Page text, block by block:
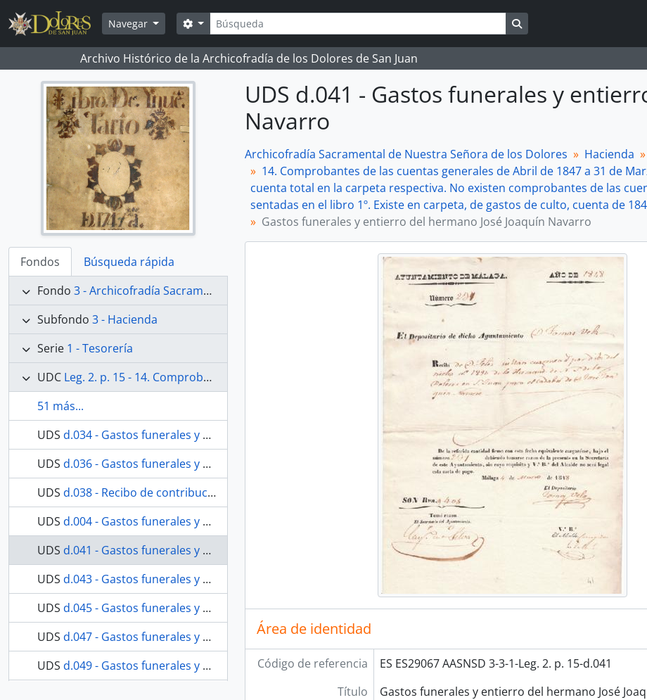
Skip to main content
Navegar
Búsqueda
Search options Search in browse page
Archivo Histórico de la Archicofradía de los Dolores de San Juan
Fondos
Búsqueda rápida
Fondo 3 - Archicofradía Sacramental de Nuestra Señora de los Dolores
Subfondo 3 - Hacienda
Serie 1 - Tesorería
UDC Leg. 2. p. 15 - 14. Comprobantes de las cuentas generales de Abril de 1847 a 31 de Marzo de 1851. Sentadas en el libro 1º. Existe además una cuenta total en la carpeta respectiva. No existen comprobantes de las cuentas generales de 1º de Abril 51 al 30 de Marzo 1853, sentadas en el libro 1º. Existe en carpeta, de gastos de culto, cuenta de 1847 al 51.
51 más...
UDS d.034 - Gastos funerales y entierro del hermano José Francisco Rubio.
UDS d.036 - Gastos funerales y entierro del hermano José Francisco Rubio.
UDS d.038 - Recibo de contribución
UDS d.004 - Gastos funerales y entierro de la hermana Ana María Fernández.
UDS d.041 - Gastos funerales y entierro del hermano José Joaquín Navarro
UDS d.043 - Gastos funerales y entierro del hermano José Joaquín Navarro.
UDS d.045 - Gastos funerales y entierro del hermano José Joaquín Navarro.
UDS d.047 - Gastos funerales y entierro del hermano José Joaquín Navarro.
UDS d.049 - Gastos funerales y entierro de la hermana María Angustias García de Guerrero.
UDS d.041 - Gastos funerales y
Navarro
Archicofradía Sacramental de Nuestra Señora de los Dolores Hacienda
14. Comprobantes de las cuentas generales de Abril de 1847 a 31 de
cuenta total en la carpeta respectiva. No existen comprobantes de las
sentadas en el libro 1º. Existe en carpeta, de gastos de culto, cuenta de
Gastos funerales y entierro del hermano José Joaquín Navarro
Área de identidad
Código de referencia
ES ES29067 AASNSD 3-3-1-Leg. 2. p. 15-d.041
Título
Gastos funerales y entierro del hermano José